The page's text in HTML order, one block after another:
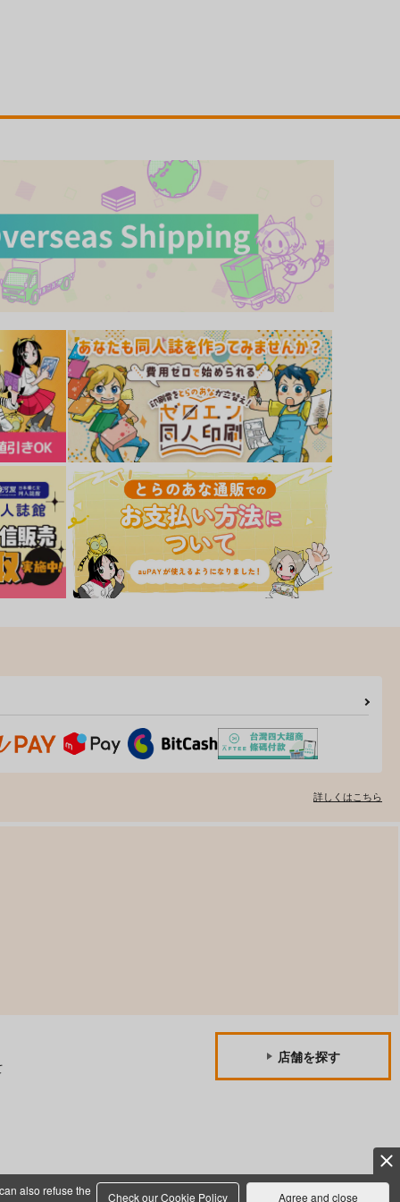
also refuse the Check our Cookie Policy Agree and close
詳しくはこちら
店舗を探す